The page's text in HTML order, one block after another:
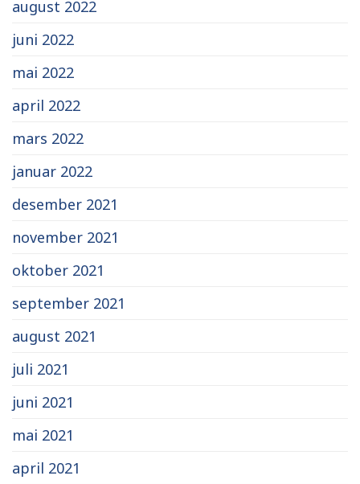
august 2022
juni 2022
mai 2022
april 2022
mars 2022
januar 2022
desember 2021
november 2021
oktober 2021
september 2021
august 2021
juli 2021
juni 2021
mai 2021
april 2021